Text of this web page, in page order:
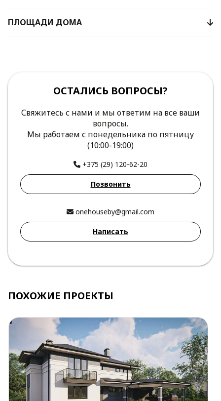
ПЛОЩАДИ ДОМА
ОСТАЛИСЬ ВОПРОСЫ?
Свяжитесь с нами и мы ответим на все ваши
вопросы.
Мы работаем с понедельника по пятницу
(10:00-19:00)
+375 (29) 120-62-20
Позвонить
onehouseby@gmail.com
Написать
ПОХОЖИЕ ПРОЕКТЫ